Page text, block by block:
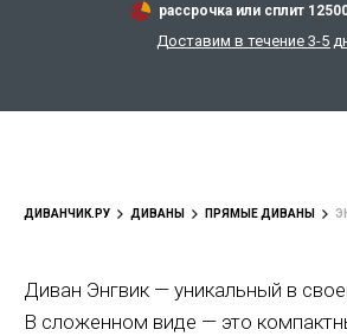
рассрочка или сплит
Доставим в течение 3-5
ДИВАНЧИК.РУ ДИВАНЫ ПРЯМЫЕ ДИВАНЫ
Диван Энгвик — уникальный в
В сложенном виде — это